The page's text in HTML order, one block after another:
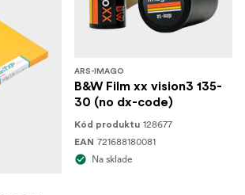
ARS-IMAGO
B&W Film xx vision3 135-
30 (no dx-code)
Kód produktu 128677
EAN 721688180081
Na sklade